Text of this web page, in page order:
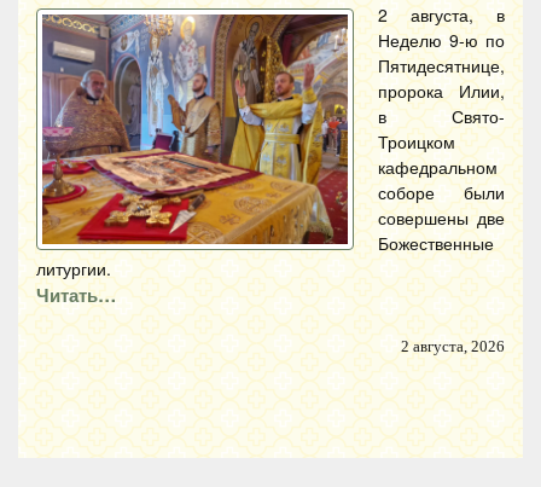
2 августа, в
Неделю 9-ю по
Пятидесятнице,
пророка Илии,
в Свято-
Троицком
кафедральном
соборе были
совершены две
Божественные
литургии.
Читать…
2 августа, 2026